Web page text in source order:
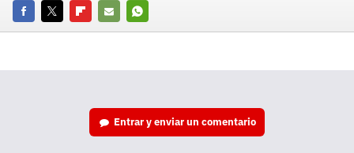
FacebookTwitterFlipboard
E-
Whatsapp
Entrar y enviar un comentario